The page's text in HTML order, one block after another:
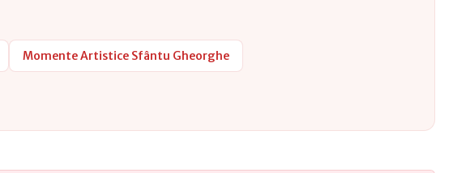
Momente Artistice Sfântu Gheorghe